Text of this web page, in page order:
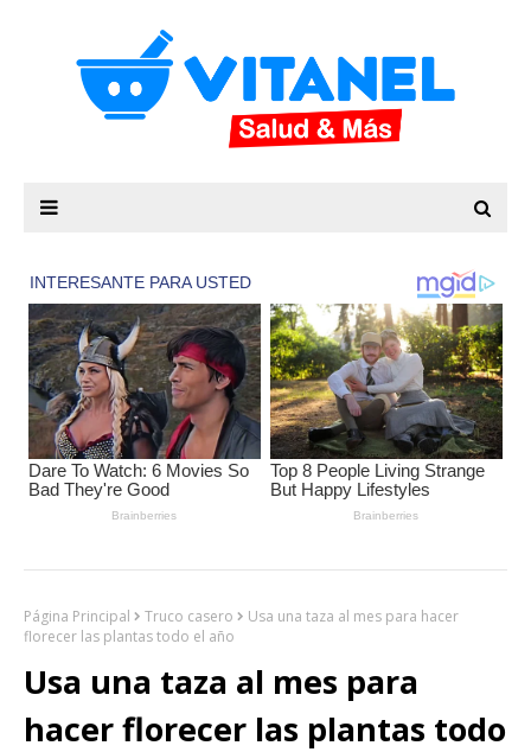
Página Principal Truco casero
Usa una taza al mes para hacer
florecer las plantas todo el año
Usa una taza al mes para
hacer florecer las plantas todo